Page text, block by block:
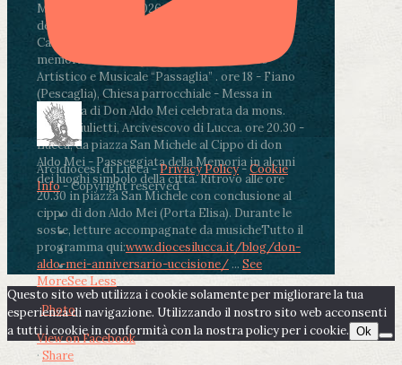
Martedì 4 agosto2026ore 11:30 - Lucca, Scuola
dell’Infanzia don Aldo Mei - Viale Castruccio
Castracani 435 - Inaugurazione murales in
memoria di don Aldo Mei curato dal Liceo
Artistico e Musicale “Passaglia” . ore 18 - Fiano
(Pescaglia), Chiesa parrocchiale - Messa in
memoria di Don Aldo Mei celebrata da mons.
Paolo Giulietti, Arcivescovo di Lucca. ore 20.30 -
Lucca, da piazza San Michele al Cippo di don
Aldo Mei - Passeggiata della Memoria in alcuni
dei luoghi simbolo della città. Ritrovo alle ore
20.30 in piazza San Michele con conclusione al
cippo di don Aldo Mei (Porta Elisa). Durante le
soste, letture accompagnate da musicheTutto il
programma qui:www.diocesilucca.it/blog/don-
aldo-mei-anniversario-uccisione/ ... See
MoreSee Less
Photo
View on Facebook
· Share
Arcidiocesi di Lucca -Privacy Policy-Cookie
Info- Copyright reserved
Questo sito web utilizza i cookie solamente per migliorare la tua
esperienza di navigazione. Utilizzando il nostro sito web acconsenti
a tutti i cookie in conformità con la nostra policy per i cookie. Ok